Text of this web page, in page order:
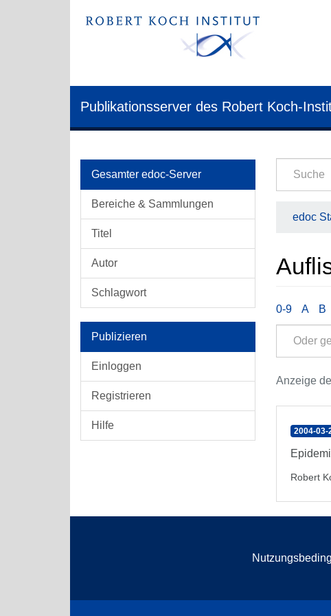
Publikationsserver des Robert Koch-
Gesamter edoc-Server
Bereiche & Sammlungen
Titel
Autor
Schlagwort
Publizieren
Einloggen
Registrieren
Hilfe
edoc
0-9 A B
Anzeige
2004-03-
Robert